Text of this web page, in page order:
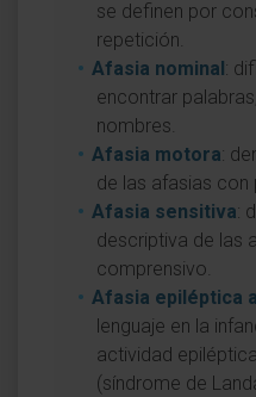
se definen por
repetición.
Afasia nominal:
encontrar
nombres.
Afasia motora:
de las afasias con
Afasia sensitiva:
descriptiva de las
comprensivo.
Afasia epiléptica
lenguaje en la
actividad
(síndrome de